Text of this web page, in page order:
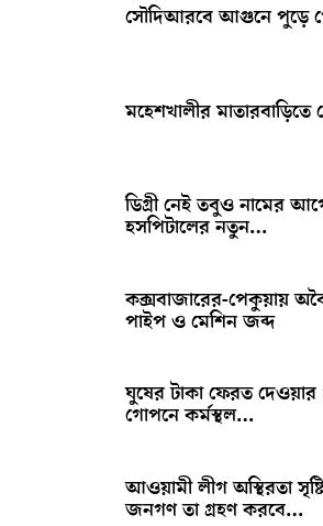
সৌদিআরবে আগুনে পুড়ে
মহেশখালীর মাতারবাড়িতে
ডিগ্রী নেই তবুও নামের
হসপিটালের নতুন…
কক্সবাজারের-পেকুয়ায়
পাইপ ও মেশিন জব্দ
ঘুষের টাকা ফেরত দেওয়ার
গোপনে কর্মস্থল…
আওয়ামী লীগ অস্থিরতা
জনগণ তা গ্রহণ করবে…